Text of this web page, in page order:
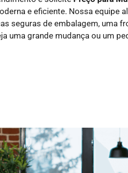
e eficiente. Nossa equipe
seguras de embalagem, uma
uma grande mudança ou um